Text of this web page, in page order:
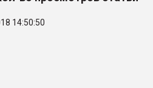
14:50:50